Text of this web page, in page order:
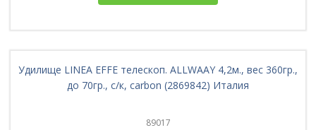
Удилище LINEA EFFE телескоп. ALLWAAY 4,2м., вес 360гр.,
до 70гр., с/к, carbon (2869842) Италия
89017